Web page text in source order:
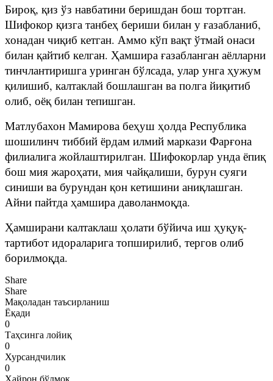
Бироқ, қиз ўз навбатини беришдан бош тортган.
Шифокор қизга танбеҳ бериши билан у ғазабланиб,
хонадан чиқиб кетган. Аммо кўп вақт ўтмай онаси
билан қайтиб келган. Ҳамшира ғазабланган аёлларни
тинчлантиришга уринган бўлсада, улар унга ҳужум
қилишиб, калтаклай бошлашган ва полга йиқитиб
олиб, оёқ билан тепишган.
Матлубахон Мамирова беҳуш ҳолда Республика
шошилинч тиббий ёрдам илмий маркази Фарғона
филиалига жойлаштирилган. Шифокорлар унда ёпиқ
бош мия жароҳати, мия чайқалиши, бурун суяги
синиши ва бурундан қон кетишини аниқлашган.
Айни пайтда ҳамшира даволанмоқда.
Ҳамширани калтаклаш ҳолати бўйича иш ҳуқуқ-
тартибот идораларига топширилиб, тергов олиб
борилмоқда.
Share
Share
Мақоладан таъсирланиш
Ёқади
0
Таҳсинга лойиқ
0
Хурсандчилик
0
Ҳайрон бўлмоқ